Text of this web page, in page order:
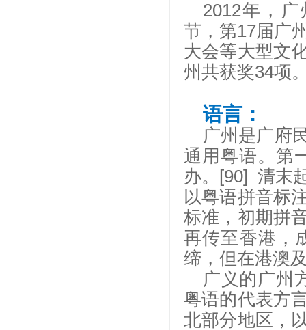
2012年，
节，第17届广
大会等大型文
州共获奖34项
语言：
广州是广府
通用粤语。第
办。[90] 清末
以粤语拼音标
标准，初期拼
再传至香港，
缔，但在港澳
广义的广州
粤语的代表方
北部分地区，